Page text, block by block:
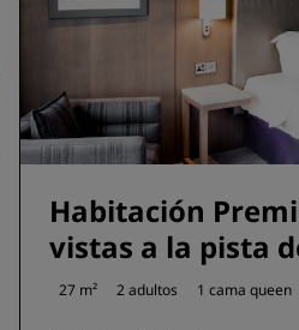
Habitación
vistas a la pista
27 m² 2 adultos 1 cama queen